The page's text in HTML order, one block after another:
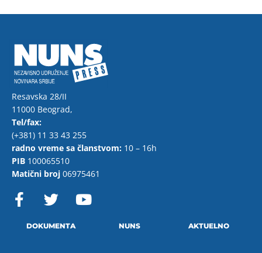
Resavska 28/II
11000 Beograd,
Tel/fax:
(+381) 11 33 43 255
radno vreme sa članstvom: 10 – 16h
PIB 100065510
Matični broj 06975461
F
a w
t
o
DOKUMENTA NUNS AKTUELNO